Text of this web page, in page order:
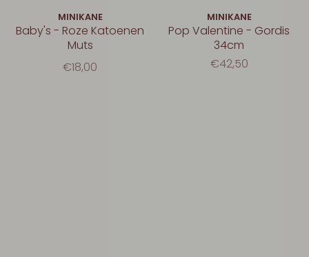
MINIKANE
Baby's - Roze Katoenen
Muts
€18,00
MINIKANE
Pop Valentine - Gordis
34cm
€42,50